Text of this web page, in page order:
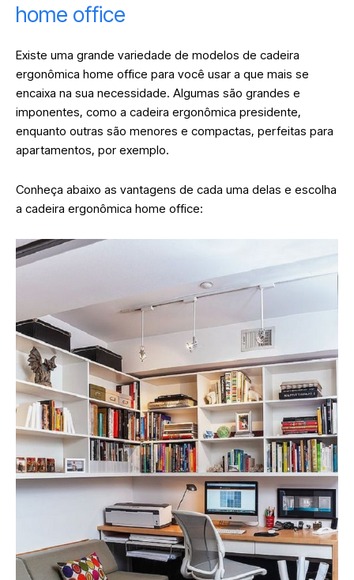
home office
Existe uma grande variedade de modelos de cadeira
ergonômica home office para você usar a que mais se
encaixa na sua necessidade. Algumas são grandes e
imponentes, como a cadeira ergonômica presidente,
enquanto outras são menores e compactas, perfeitas para
apartamentos, por exemplo.
Conheça abaixo as vantagens de cada uma delas e escolha
a cadeira ergonômica home office: